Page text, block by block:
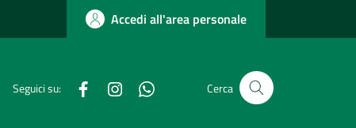
Accedi all'area personale
Seguici su: FacebookInstagramwhatsappCerca